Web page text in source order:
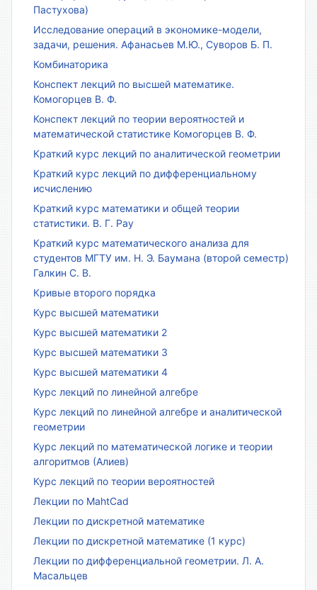
Пастухова)
Исследование операций в экономике-модели,
задачи, решения. Афанасьев М.Ю., Суворов Б. П.
Комбинаторика
Конспект лекций по высшей математике.
Комогорцев В. Ф.
Конспект лекций по теории вероятностей и
математической статистике Комогорцев В. Ф.
Краткий курс лекций по аналитической геометрии
Краткий курс лекций по дифференциальному
исчислению
Краткий курс математики и общей теории
статистики. В. Г. Рау
Краткий курс математического анализа для
студентов МГТУ им. Н. Э. Баумана (второй семестр)
Галкин С. В.
Кривые второго порядка
Курс высшей математики
Курс высшей математики 2
Курс высшей математики 3
Курс высшей математики 4
Курс лекций по линейной алгебре
Курс лекций по линейной алгебре и аналитической
геометрии
Курс лекций по математической логике и теории
алгоритмов (Алиев)
Курс лекций по теории вероятностей
Лекции по MahtCad
Лекции по дискретной математике
Лекции по дискретной математике (1 курс)
Лекции по дифференциальной геометрии. Л. А.
Масальцев